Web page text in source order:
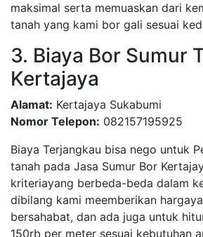
maksimal serta memuaskan dari
tanah yang kami bor gali sesuai
3. Biaya Bor Sumur
Kertajaya
Alamat: Kertajaya Sukabumi
Nomor Telepon: 082157195925
Biaya Terjangkau bisa nego untuk
tanah pada Jasa Sumur Bor
kriteriayang berbeda-beda dalam
dibilang kami meemberikan
bersahabat, dan ada juga untuk
150rb per meter sesuai kebutuhan